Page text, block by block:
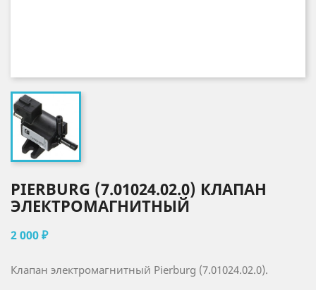
PIERBURG (7.01024.02.0) КЛАПАН
ЭЛЕКТРОМАГНИТНЫЙ
2 000 ₽
Клапан электромагнитный Pierburg (7.01024.02.0).